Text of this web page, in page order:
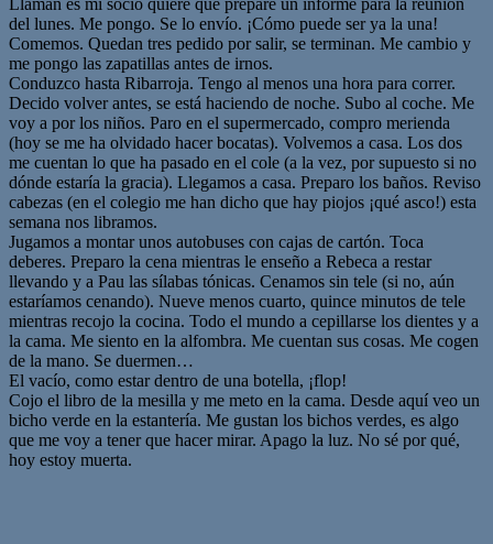
del lunes. Me pongo. Se lo envío. ¡Cómo puede ser ya la una!
Comemos. Quedan tres pedido por salir, se terminan. Me cambio y
me pongo las zapatillas antes de irnos.
Conduzco hasta Ribarroja. Tengo al menos una hora para correr.
Decido volver antes, se está haciendo de noche. Subo al coche. Me
voy a por los niños. Paro en el supermercado, compro merienda
(hoy se me ha olvidado hacer bocatas). Volvemos a casa. Los dos
me cuentan lo que ha pasado en el cole (a la vez, por supuesto si no
dónde estaría la gracia). Llegamos a casa. Preparo los baños. Reviso
cabezas (en el colegio me han dicho que hay piojos ¡qué asco!) esta
semana nos libramos.
Jugamos a montar unos autobuses con cajas de cartón. Toca
deberes. Preparo la cena mientras le enseño a Rebeca a restar
llevando y a Pau las sílabas tónicas. Cenamos sin tele (si no, aún
estaríamos cenando). Nueve menos cuarto, quince minutos de tele
mientras recojo la cocina. Todo el mundo a cepillarse los dientes y a
la cama. Me siento en la alfombra. Me cuentan sus cosas. Me cogen
de la mano. Se duermen…
El vacío, como estar dentro de una botella, ¡flop!
Cojo el libro de la mesilla y me meto en la cama. Desde aquí veo un
bicho verde en la estantería. Me gustan los bichos verdes, es algo
que me voy a tener que hacer mirar. Apago la luz. No sé por qué,
hoy estoy muerta.